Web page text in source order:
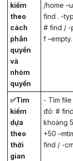
kiếm
theo
cách
phân
quyền
và
nhóm
quyền
/home
find . -
# find / -
f –empty.
✅Tìm
kiếm
dựa
theo
thời
gian
- Tìm
đó: #
khoảng
+50
find / -